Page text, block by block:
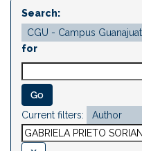
Search:
for
Current filters: